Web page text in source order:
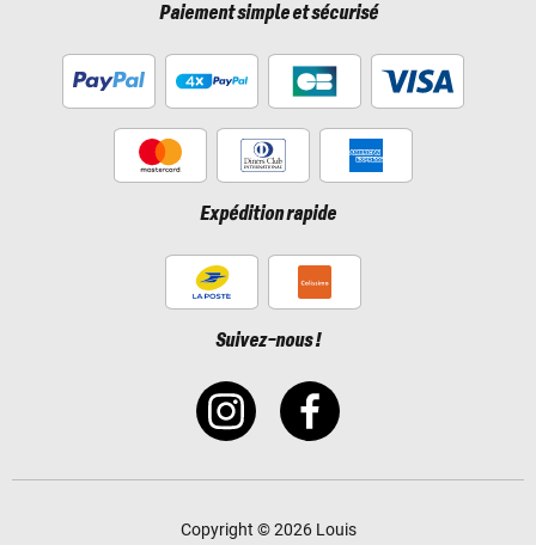
Paiement simple et sécurisé
Expédition rapide
Suivez-nous !
Copyright © 2026 Louis